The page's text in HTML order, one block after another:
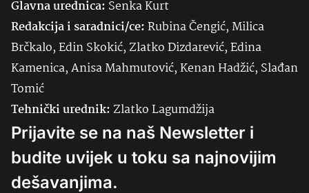
Glavna urednica: SenkaKurt
Redakcija i saradnici/ce:Rubina Čengić, Milica
Brčkalo, Edin Skokić, Zlatko Dizdarević, Edina
Kamenica, Anisa Mahmutović, Kenan Hadžić, Slađan
Tomić
Tehnički urednik:Zlatko Lagumdžija
Prijavite se na naš Newsletter i
budite uvijek u toku sa najnovijim
dešavanjima.